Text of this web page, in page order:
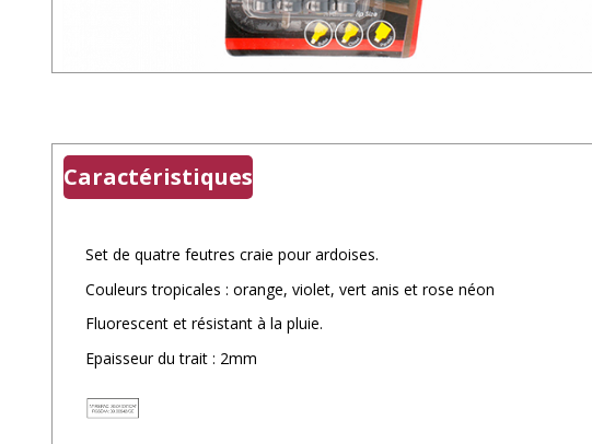
Caractéristiques
Set de quatre feutres craie pour ardoises.
Couleurs tropicales : orange, violet, vert anis et rose néon
Fluorescent et résistant à la pluie.
Epaisseur du trait : 2mm